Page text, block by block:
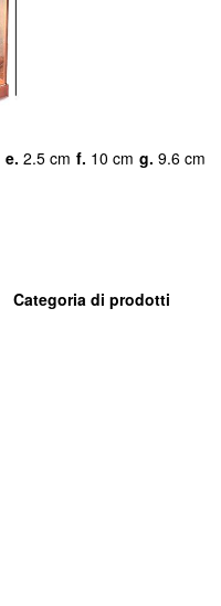
e. 2.5 cm f. 10 cm g. 9.6 cm
Categoria di prodotti